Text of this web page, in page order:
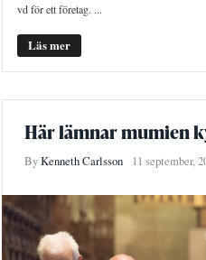
vd för ett företag. ...
Läs mer
Här lämnar mumien
ByKenneth Carlsson 11 september,